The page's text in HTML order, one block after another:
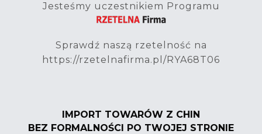
Jesteśmy uczestnikiem Programu
Sprawdź naszą rzetelność na
https://rzetelnafirma.pl/RYA68T06
IMPORT TOWARÓW Z CHIN
BEZ FORMALNOŚCI PO TWOJEJ STRONIE